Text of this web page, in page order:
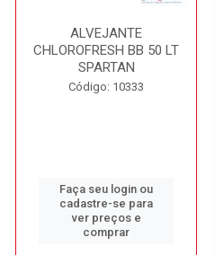
ALVEJANTE
CHLOROFRESH BB 50 LT
SPARTAN
Código: 10333
Faça seu login ou
cadastre-se para
ver preços e
comprar